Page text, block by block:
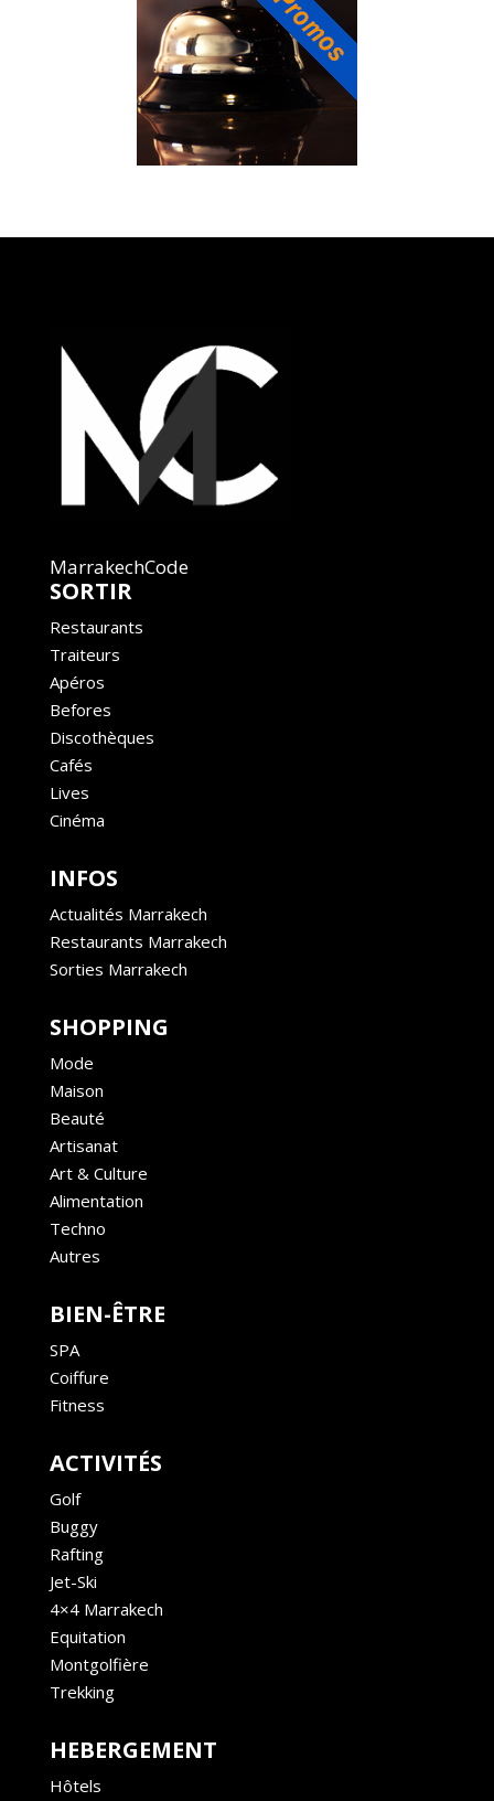
MarrakechCode
SORTIR
Restaurants
Traiteurs
Apéros
Befores
Discothèques
Cafés
Lives
Cinéma
INFOS
Actualités Marrakech
Restaurants Marrakech
Sorties Marrakech
SHOPPING
Mode
Maison
Beauté
Artisanat
Art & Culture
Alimentation
Techno
Autres
BIEN-ÊTRE
SPA
Coiffure
Fitness
ACTIVITÉS
Golf
Buggy
Rafting
Jet-Ski
4×4 Marrakech
Equitation
Montgolfière
Trekking
HEBERGEMENT
Hôtels